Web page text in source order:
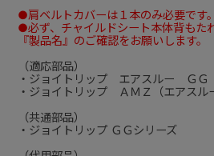
●肩ベルトカバーは１本のみ必要です。
●必ず、チャイルドシート本体背もた
『製品名』のご確認をお願いします。
（適応部品）
・ジョイトリップ エアスルー ＧＧ
・ジョイトリップ ＡＭＺ（エアスル
（共通部品）
・ジョイトリップ ＧＧシリーズ